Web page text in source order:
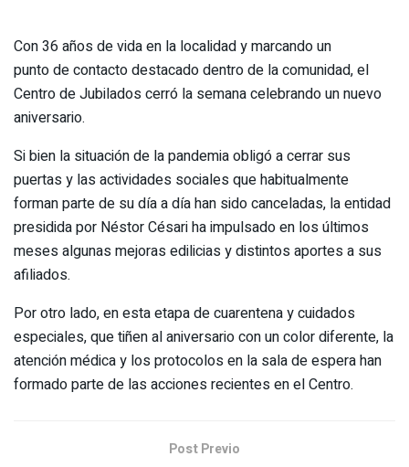
Con 36 años de vida en la localidad y marcando un
punto de contacto destacado dentro de la comunidad, el
Centro de Jubilados cerró la semana celebrando un nuevo
aniversario.
Si bien la situación de la pandemia obligó a cerrar sus
puertas y las actividades sociales que habitualmente
forman parte de su día a día han sido canceladas, la entidad
presidida por Néstor Césari ha impulsado en los últimos
meses algunas mejoras edilicias y distintos aportes a sus
afiliados.
Por otro lado, en esta etapa de cuarentena y cuidados
especiales, que tiñen al aniversario con un color diferente, la
atención médica y los protocolos en la sala de espera han
formado parte de las acciones recientes en el Centro.
Post Previo